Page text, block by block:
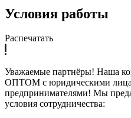
Условия работы
Распечатать
Уважаемые партнёры! Наша
ОПТОМ с юридическими
предпринимателями! Мы
условия сотрудничества: